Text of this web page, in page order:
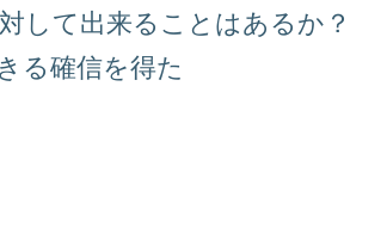
して出来ることはあるか？
る確信を得た